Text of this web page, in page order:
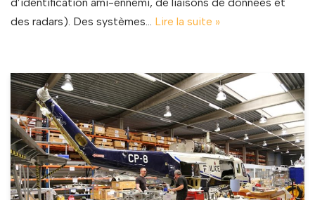
des radars). Des systèmes… Lire la suite »